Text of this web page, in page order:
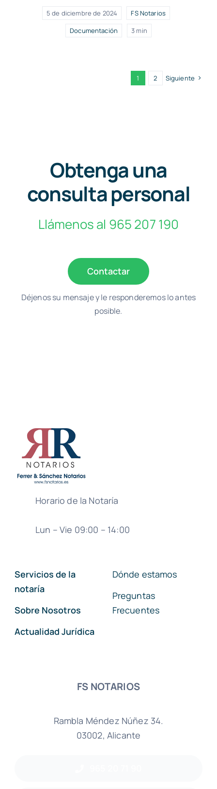
5 de diciembre de 2024
FS Notarios
Documentación
3 min
1 2 Siguiente
Obtenga una
consulta personal
Llámenos al 965 207 190
Contactar
Déjenos su mensaje y le responderemos lo antes
posible.
Horario de la Notaría
Lun – Vie 09:00 – 14:00
Servicios de la
notaría
Sobre Nosotros
Actualidad Jurídica
Dónde estamos
Preguntas
Frecuentes
FS NOTARIOS
Rambla Méndez Núñez 34.
03002, Alicante